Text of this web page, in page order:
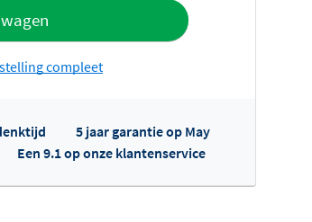
compleet
5 jaar garantie op May
Een 9.1 op onze klantenservice